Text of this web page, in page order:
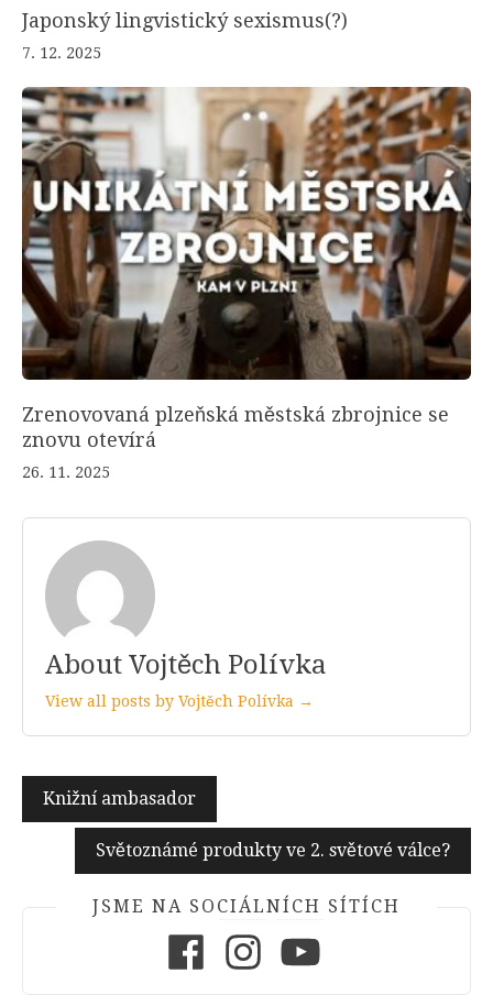
Japonský lingvistický sexismus(?)
7. 12. 2025
Zrenovovaná plzeňská městská zbrojnice se
znovu otevírá
26. 11. 2025
About Vojtěch Polívka
View all posts by Vojtěch Polívka →
Navigace
pro
příspěvek
Knižní ambasador
Světoznámé produkty ve 2. světové válce?
JSME NA SOCIÁLNÍCH SÍTÍCH